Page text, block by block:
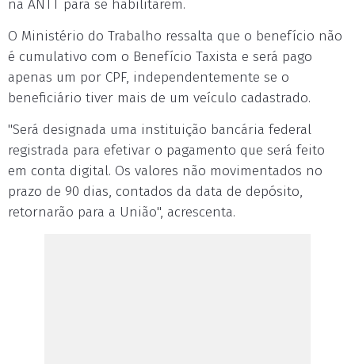
na ANTT para se habilitarem.
O Ministério do Trabalho ressalta que o benefício não
é cumulativo com o Benefício Taxista e será pago
apenas um por CPF, independentemente se o
beneficiário tiver mais de um veículo cadastrado.
"Será designada uma instituição bancária federal
registrada para efetivar o pagamento que será feito
em conta digital. Os valores não movimentados no
prazo de 90 dias, contados da data de depósito,
retornarão para a União", acrescenta.